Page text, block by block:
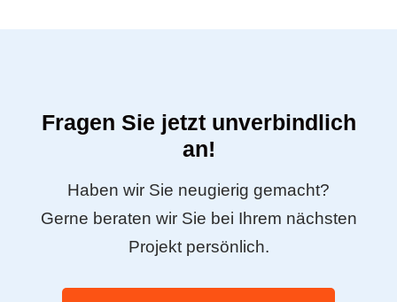
Fragen Sie jetzt unverbindlich
an!
Haben wir Sie neugierig gemacht?
Gerne beraten wir Sie bei Ihrem nächsten
Projekt persönlich.